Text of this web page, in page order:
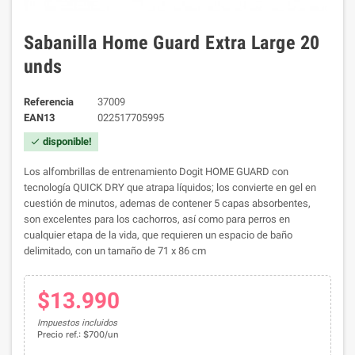
Sabanilla Home Guard Extra Large 20
unds
Referencia
37009
EAN13
022517705995
check disponible!
Los alfombrillas de entrenamiento Dogit HOME GUARD con
tecnología QUICK DRY que atrapa líquidos; los convierte en gel en
cuestión de minutos, ademas de contener 5 capas absorbentes,
son excelentes para los cachorros, así como para perros en
cualquier etapa de la vida, que requieren un espacio de baño
delimitado, con un tamaño de 71 x 86 cm
$13.990
Impuestos incluidos
Precio ref.: $700/un